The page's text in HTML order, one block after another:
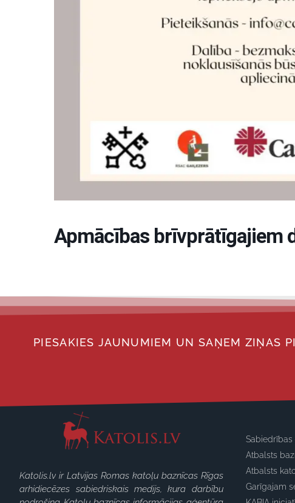
Apmācības brīvprātīgajiem
PIESAKIES JAUNUMIEM UN SAŅEM ZIŅAS
Katolis.lv ir Latvijas Romas katoļu baznīcas Rīgas
arhidiecēzes sabiedriskais medijs, kura darbību
Atbalsts
Atbalsts
Garīgajam